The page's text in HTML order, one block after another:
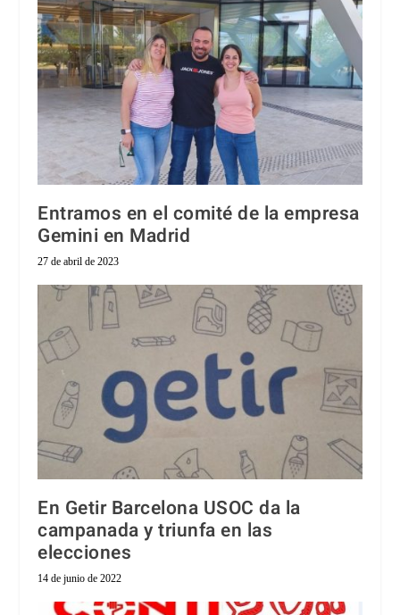
Entramos en el comité de la empresa
Gemini en Madrid
27 de abril de 2023
En Getir Barcelona USOC da la
campanada y triunfa en las
elecciones
14 de junio de 2022